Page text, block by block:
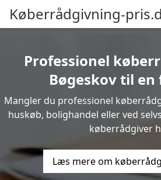
Køberrådgivning-
Professionel
Bøgeskov til
Mangler du professionel
huskøb, bolighandel eller ved
køberrådgiver
Læs mere om